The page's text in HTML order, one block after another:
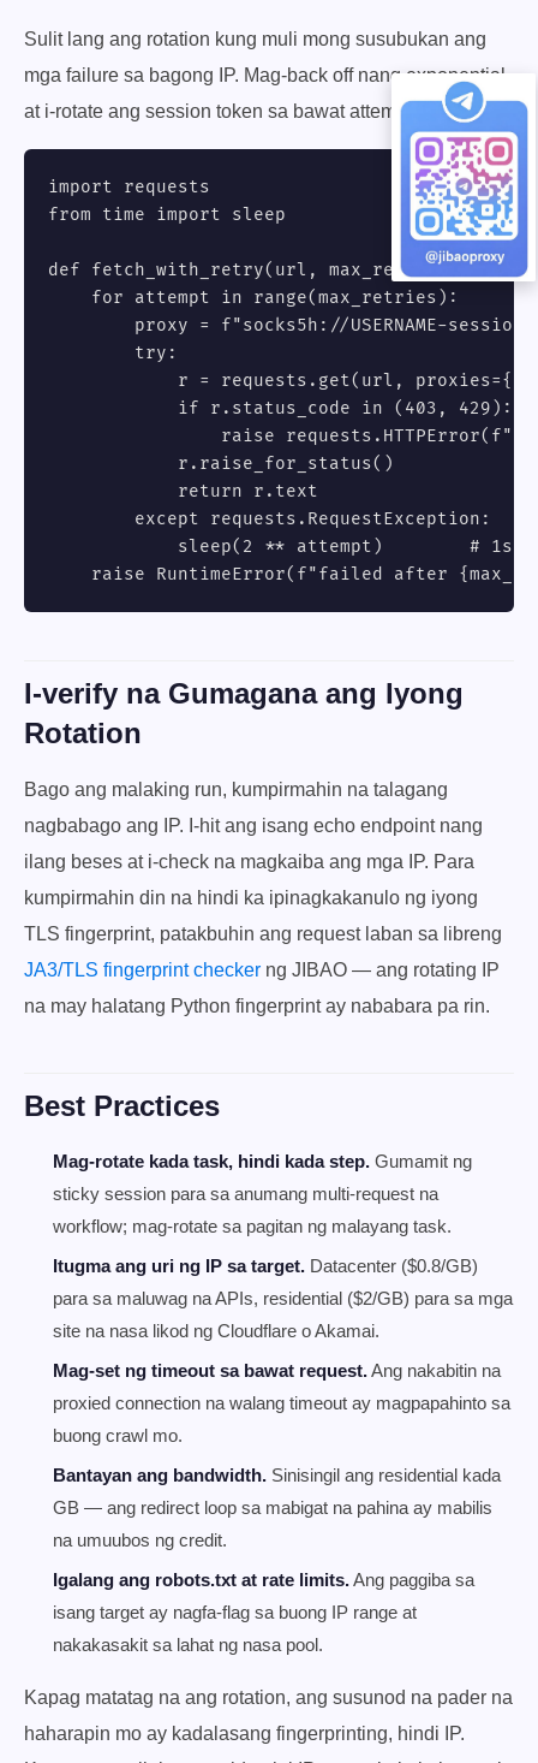
Sulit lang ang rotation kung muli mong susubukan ang
mga failure sa bagong IP. Mag-back off nang exponential
at i-rotate ang session token sa bawat attempt:
import requests
from time import sleep
def fetch_with_retry(url, max_retries=4):
    for attempt in range(max_retries):
proxy = f"socks5h://USERNAME-
        try:
r = requests.get(url,
            if r.status_code in (403, 429):
raise
            r.raise_for_status()
            return r.text
        except requests.RequestException:
sleep(2 ** attempt)        # 1s,
raise RuntimeError(f"failed after
I-verify na Gumagana ang Iyong
Rotation
Bago ang malaking run, kumpirmahin na talagang
nagbabago ang IP. I-hit ang isang echo endpoint nang
ilang beses at i-check na magkaiba ang mga IP. Para
kumpirmahin din na hindi ka ipinagkakanulo ng iyong
TLS fingerprint, patakbuhin ang request laban sa libreng
JA3/TLS fingerprint checker ng JIBAO — ang rotating IP
na may halatang Python fingerprint ay nababara pa rin.
Best Practices
Mag-rotate kada task, hindi kada step. Gumamit ng
sticky session para sa anumang multi-request na
workflow; mag-rotate sa pagitan ng malayang task.
Itugma ang uri ng IP sa target. Datacenter ($0.8/GB)
para sa maluwag na APIs, residential ($2/GB) para sa mga
site na nasa likod ng Cloudflare o Akamai.
Mag-set ng timeout sa bawat request.Ang nakabitin na
proxied connection na walang timeout ay magpapahinto sa
buong crawl mo.
Bantayan ang bandwidth. Sinisingil ang residential kada
GB — ang redirect loop sa mabigat na pahina ay mabilis
na umuubos ng credit.
Igalang ang robots.txt at rate limits.Ang paggiba sa
isang target ay nagfa-flag sa buong IP range at
nakakasakit sa lahat ng nasa pool.
Kapag matatag na ang rotation, ang susunod na pader na
haharapin mo ay kadalasang fingerprinting, hindi IP.